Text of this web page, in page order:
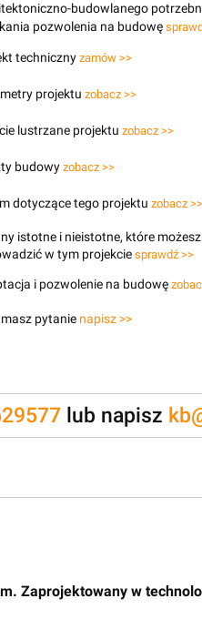
budowlanego
pozwolenia na budowę
techniczny zamów >>
projektu zobacz >>
lustrzane projektu zobacz >>
budowy zobacz >>
dotyczące tego projektu zobacz >>
istotne i nieistotne, które możesz
w tym projekcie sprawdź >>
i pozwolenie na budowę
pytanie napisz >>
lub napisz
Zaprojektowany w